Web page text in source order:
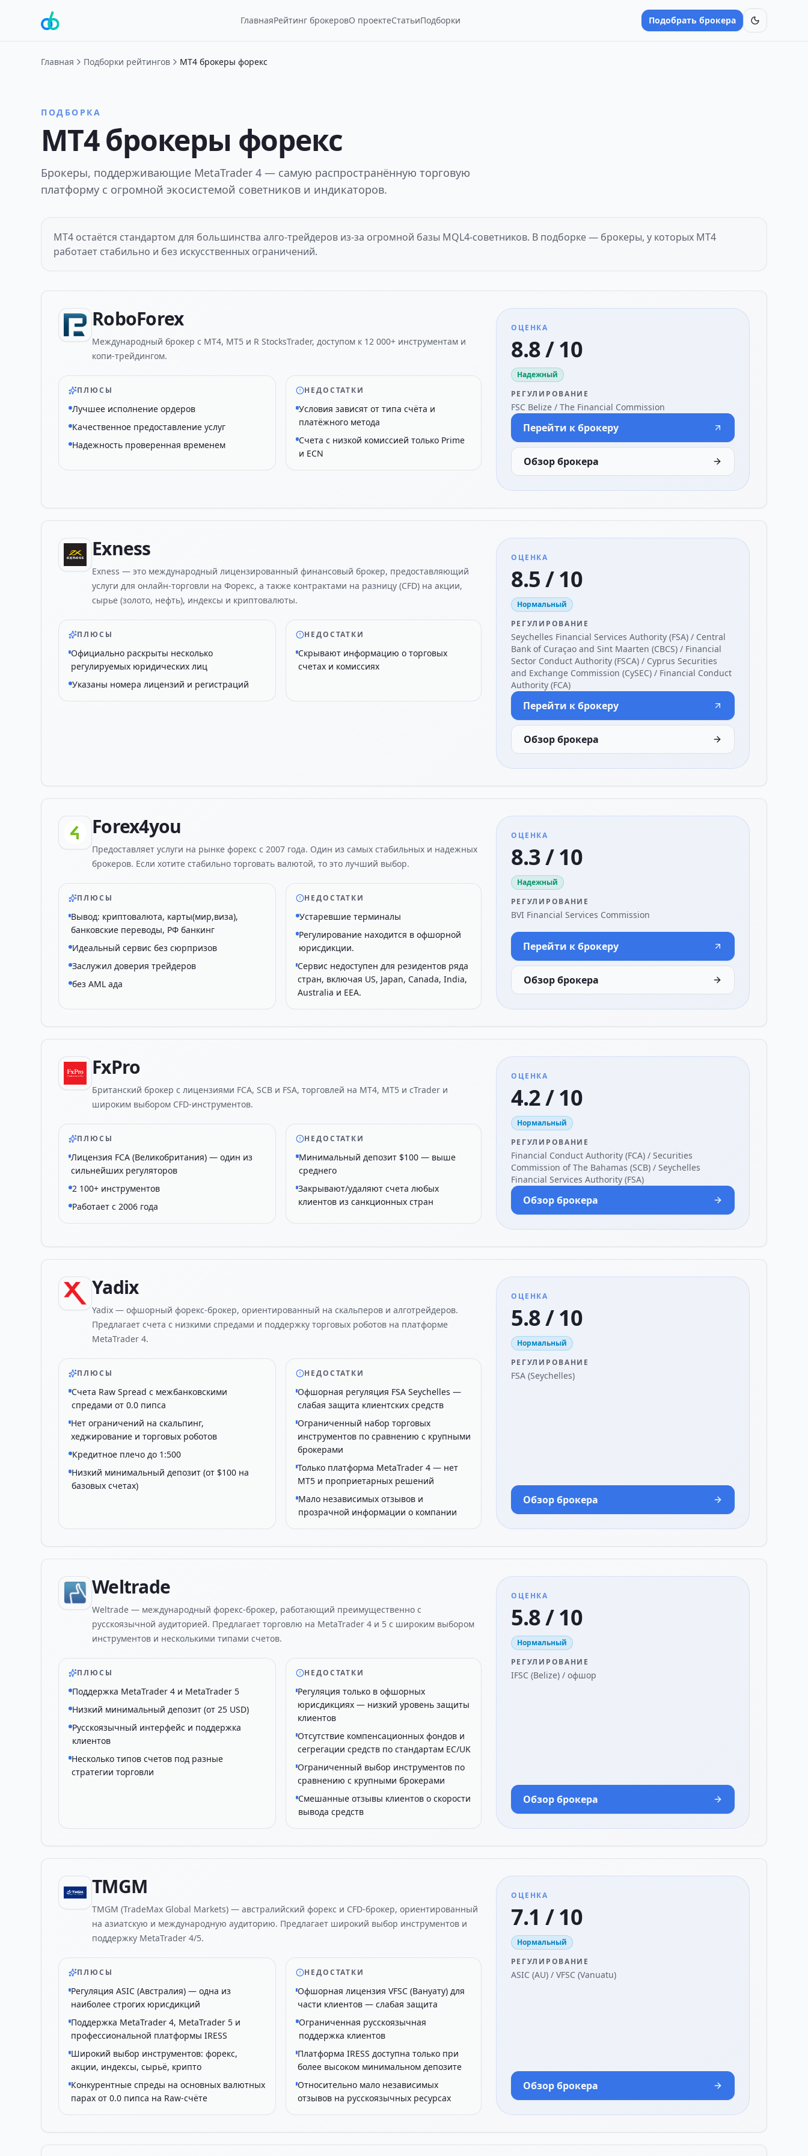
ГлавнаяРейтинг брокеровО проектеСтатьиПодборки Подобрать брокера Включить
Главная Подборки рейтингов МТ4 брокеры форекс
ПОДБОРКА
МТ4 брокеры форекс
Брокеры, поддерживающие MetaTrader 4 — самую распространённую торговую
платформу с огромной экосистемой советников и индикаторов.
MT4 остаётся стандартом для большинства алго-трейдеров из-за огромной базы MQL4-советников. В подборке — брокеры, у которых MT4
работает стабильно и без искусственных ограничений.
RoboForex
Международный брокер с MT4, MT5 и R StocksTrader, доступом к 12 000+ инструментам и
копи-трейдингом.
ПЛЮСЫ
Лучшее исполнение ордеров
Качественное предоставление услуг
Надежность проверенная временем
НЕДОСТАТКИ
Условия зависят от типа счёта и
платёжного метода
Счета с низкой комиссией только Prime
и ECN
ОЦЕНКА
8.8 / 10
Надежный
РЕГУЛИРОВАНИЕ
FSC Belize / The Financial Commission
Перейти к брокеру
Обзор брокера
Exness
Exness — это международный лицензированный финансовый брокер, предоставляющий
услуги для онлайн-торговли на Форекс, а также контрактами на разницу (CFD) на акции,
сырье (золото, нефть), индексы и криптовалюты.
ПЛЮСЫ
Официально раскрыты несколько
регулируемых юридических лиц
Указаны номера лицензий и регистраций
НЕДОСТАТКИ
Скрывают информацию о торговых
счетах и комиссиях
ОЦЕНКА
8.5 / 10
Нормальный
РЕГУЛИРОВАНИЕ
Seychelles Financial Services Authority (FSA) / Central
Bank of Curaçao and Sint Maarten (CBCS) / Financial
Sector Conduct Authority (FSCA) / Cyprus Securities
and Exchange Commission (CySEC) / Financial Conduct
Authority (FCA)
Перейти к брокеру
Обзор брокера
Forex4you
Предоставляет услуги на рынке форекс с 2007 года. Один из самых стабильных и надежных
брокеров. Если хотите стабильно торговать валютой, то это лучший выбор.
ПЛЮСЫ
Вывод: криптовалюта, карты(мир,виза),
банковские переводы, РФ банкинг
Идеальный сервис без сюрпризов
Заслужил доверия трейдеров
без AML ада
НЕДОСТАТКИ
Устаревшие терминалы
Регулирование находится в офшорной
юрисдикции.
Сервис недоступен для резидентов ряда
стран, включая US, Japan, Canada, India,
Australia и EEA.
ОЦЕНКА
8.3 / 10
Надежный
РЕГУЛИРОВАНИЕ
BVI Financial Services Commission
Перейти к брокеру
Обзор брокера
FxPro
Британский брокер с лицензиями FCA, SCB и FSA, торговлей на MT4, MT5 и cTrader и
широким выбором CFD-инструментов.
ПЛЮСЫ
Лицензия FCA (Великобритания) — один из
сильнейших регуляторов
2 100+ инструментов
Работает с 2006 года
НЕДОСТАТКИ
Минимальный депозит $100 — выше
среднего
Закрывают/удаляют счета любых
клиентов из санкционных стран
ОЦЕНКА
4.2 / 10
Нормальный
РЕГУЛИРОВАНИЕ
Financial Conduct Authority (FCA) / Securities
Commission of The Bahamas (SCB) / Seychelles
Financial Services Authority (FSA)
Обзор брокера
Yadix
Yadix — офшорный форекс-брокер, ориентированный на скальперов и алготрейдеров.
Предлагает счета с низкими спредами и поддержку торговых роботов на платформе
MetaTrader 4.
ПЛЮСЫ
Счета Raw Spread с межбанковскими
спредами от 0.0 пипса
Нет ограничений на скальпинг,
хеджирование и торговых роботов
Кредитное плечо до 1:500
Низкий минимальный депозит (от $100 на
базовых счетах)
НЕДОСТАТКИ
Офшорная регуляция FSA Seychelles —
слабая защита клиентских средств
Ограниченный набор торговых
инструментов по сравнению с крупными
брокерами
Только платформа MetaTrader 4 — нет
MT5 и проприетарных решений
Мало независимых отзывов и
прозрачной информации о компании
ОЦЕНКА
5.8 / 10
Нормальный
РЕГУЛИРОВАНИЕ
FSA (Seychelles)
Обзор брокера
Weltrade
Weltrade — международный форекс-брокер, работающий преимущественно с
русскоязычной аудиторией. Предлагает торговлю на MetaTrader 4 и 5 с широким выбором
инструментов и несколькими типами счетов.
ПЛЮСЫ
Поддержка MetaTrader 4 и MetaTrader 5
Низкий минимальный депозит (от 25 USD)
Русскоязычный интерфейс и поддержка
клиентов
Несколько типов счетов под разные
стратегии торговли
НЕДОСТАТКИ
Регуляция только в офшорных
юрисдикциях — низкий уровень защиты
клиентов
Отсутствие компенсационных фондов и
сегрегации средств по стандартам ЕС/UK
Ограниченный выбор инструментов по
сравнению с крупными брокерами
Смешанные отзывы клиентов о скорости
вывода средств
ОЦЕНКА
5.8 / 10
Нормальный
РЕГУЛИРОВАНИЕ
IFSC (Belize) / офшор
Обзор брокера
TMGM
TMGM (TradeMax Global Markets) — австралийский форекс и CFD-брокер, ориентированный
на азиатскую и международную аудиторию. Предлагает широкий выбор инструментов и
поддержку MetaTrader 4/5.
ПЛЮСЫ
Регуляция ASIC (Австралия) — одна из
наиболее строгих юрисдикций
Поддержка MetaTrader 4, MetaTrader 5 и
профессиональной платформы IRESS
Широкий выбор инструментов: форекс,
акции, индексы, сырьё, крипто
Конкурентные спреды на основных валютных
парах от 0.0 пипса на Raw-счёте
НЕДОСТАТКИ
Офшорная лицензия VFSC (Вануату) для
части клиентов — слабая защита
Ограниченная русскоязычная
поддержка клиентов
Платформа IRESS доступна только при
более высоком минимальном депозите
Относительно мало независимых
отзывов на русскоязычных ресурсах
ОЦЕНКА
7.1 / 10
Нормальный
РЕГУЛИРОВАНИЕ
ASIC (AU) / VFSC (Vanuatu)
Обзор брокера